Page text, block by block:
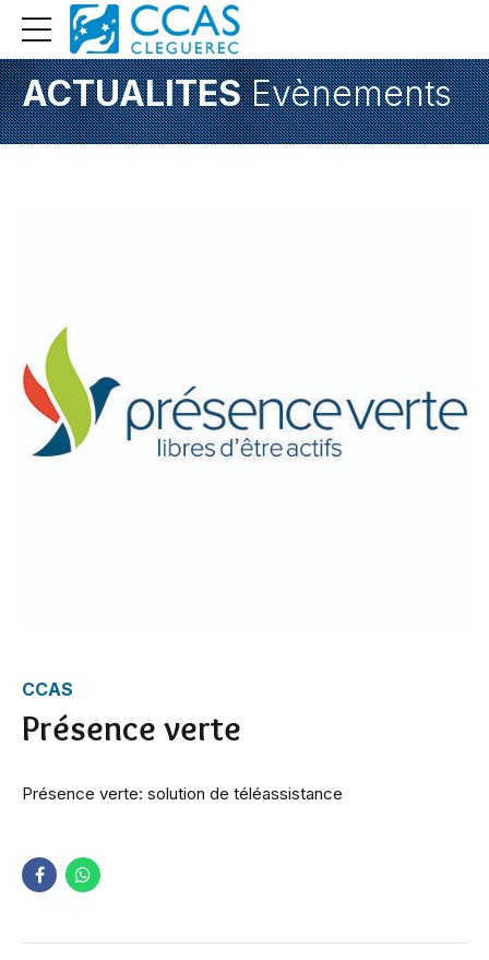
ACTUALITESEvènements
CCAS
Présence verte
Présence verte: solution de téléassistance